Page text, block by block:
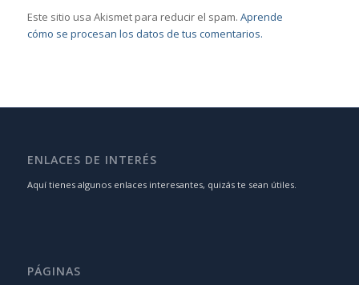
Este sitio usa Akismet para reducir el spam. Aprende
cómo se procesan los datos de tus comentarios.
ENLACES DE INTERÉS
Aquí tienes algunos enlaces interesantes, quizás te sean útiles.
PÁGINAS